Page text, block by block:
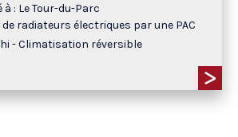
: Le Tour-du-Parc
radiateurs électriques par une PAC
- Climatisation réversible